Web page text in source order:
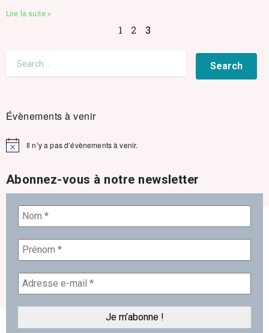
Lire la suite »
1 2 3
Évènements à venir
Notice Il n’y a pas d’évènements à venir.
Abonnez-vous à notre newsletter